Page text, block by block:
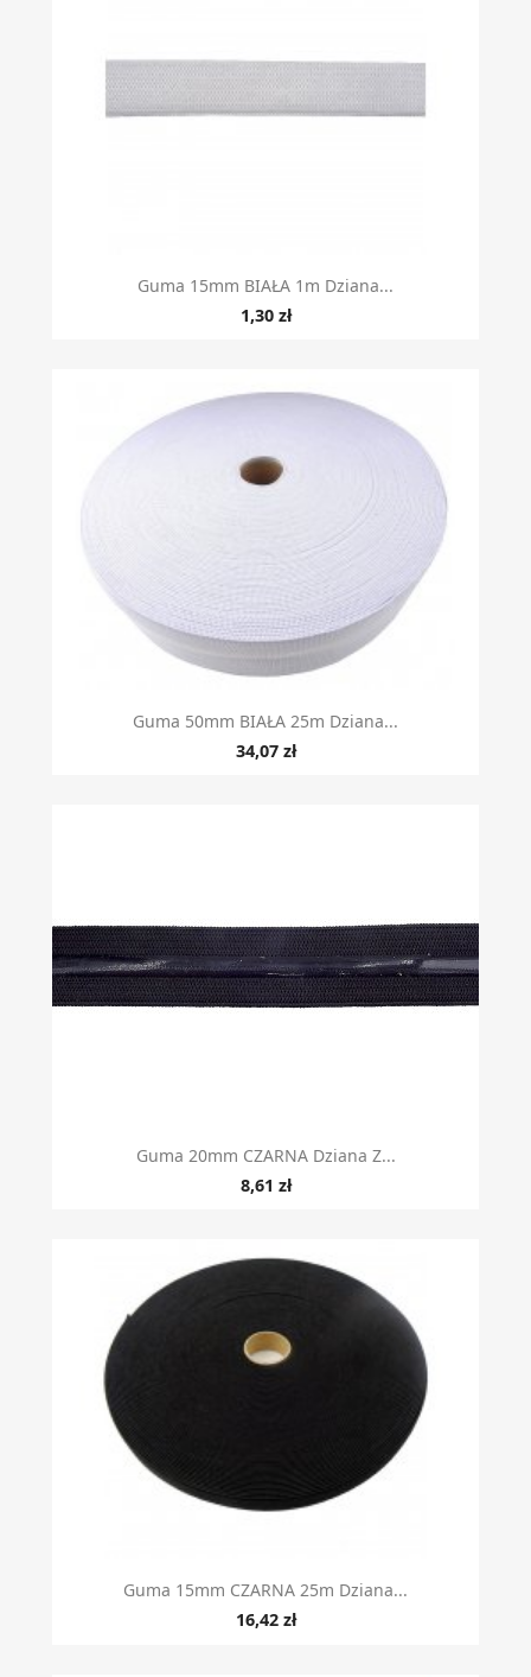
Guma 15mm BIAŁA 1m Dziana...
1,30 zł
Guma 50mm BIAŁA 25m Dziana...
34,07 zł
Guma 20mm CZARNA Dziana Z...
8,61 zł
Guma 15mm CZARNA 25m Dziana...
16,42 zł